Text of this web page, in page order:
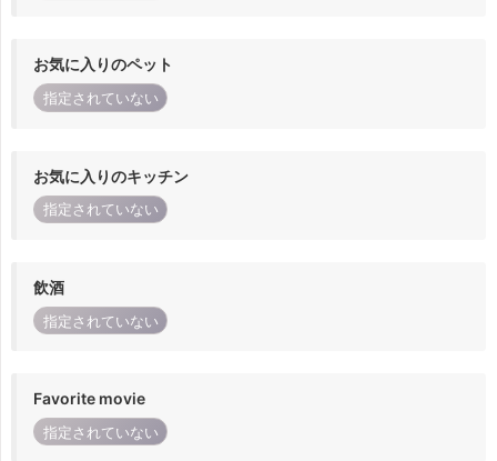
お気に入りのペット
指定されていない
お気に入りのキッチン
指定されていない
飲酒
指定されていない
Favorite movie
指定されていない